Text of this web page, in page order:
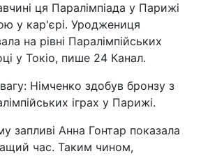
ця Паралімпіада у Парижі
у кар'єрі. Уроджениця
на рівні Паралімпійських
у Токіо, пише 24 Канал.
Німченко здобув бронзу з
іграх у Парижі.
запливі Анна Гонтар показала
час. Таким чином,